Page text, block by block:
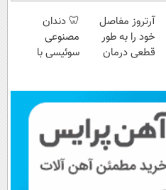
آرتروز مفاصل
خود را به طور
قطعی درمان
🦷 دندان
مصنوعی
سوئیسی با
قسط |📍 تهران